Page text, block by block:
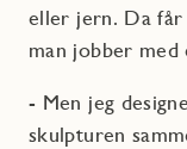
eller jern. Da får
man jobber med
- Men jeg
skulpturen